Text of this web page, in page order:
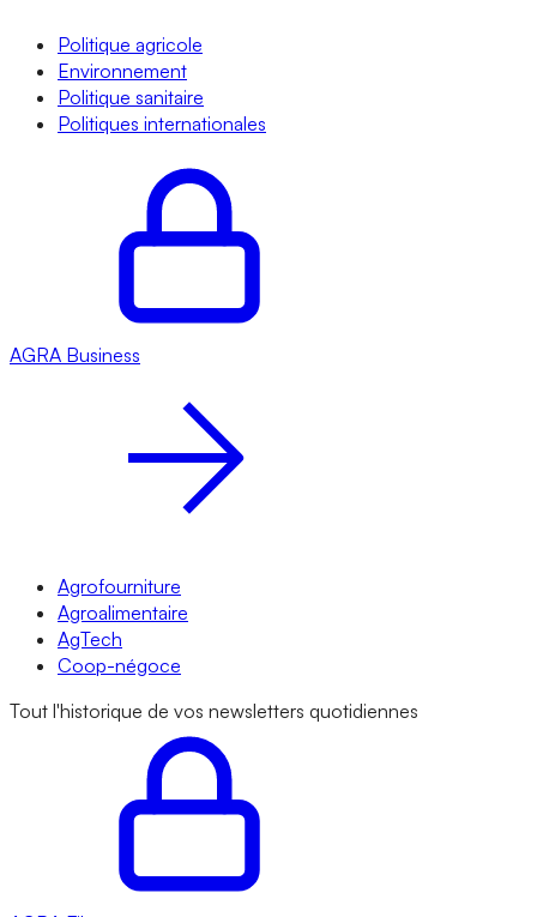
Politique agricole
Environnement
Politique sanitaire
Politiques internationales
AGRA Business
Agrofourniture
Agroalimentaire
AgTech
Coop-négoce
Tout l'historique de vos newsletters quotidiennes